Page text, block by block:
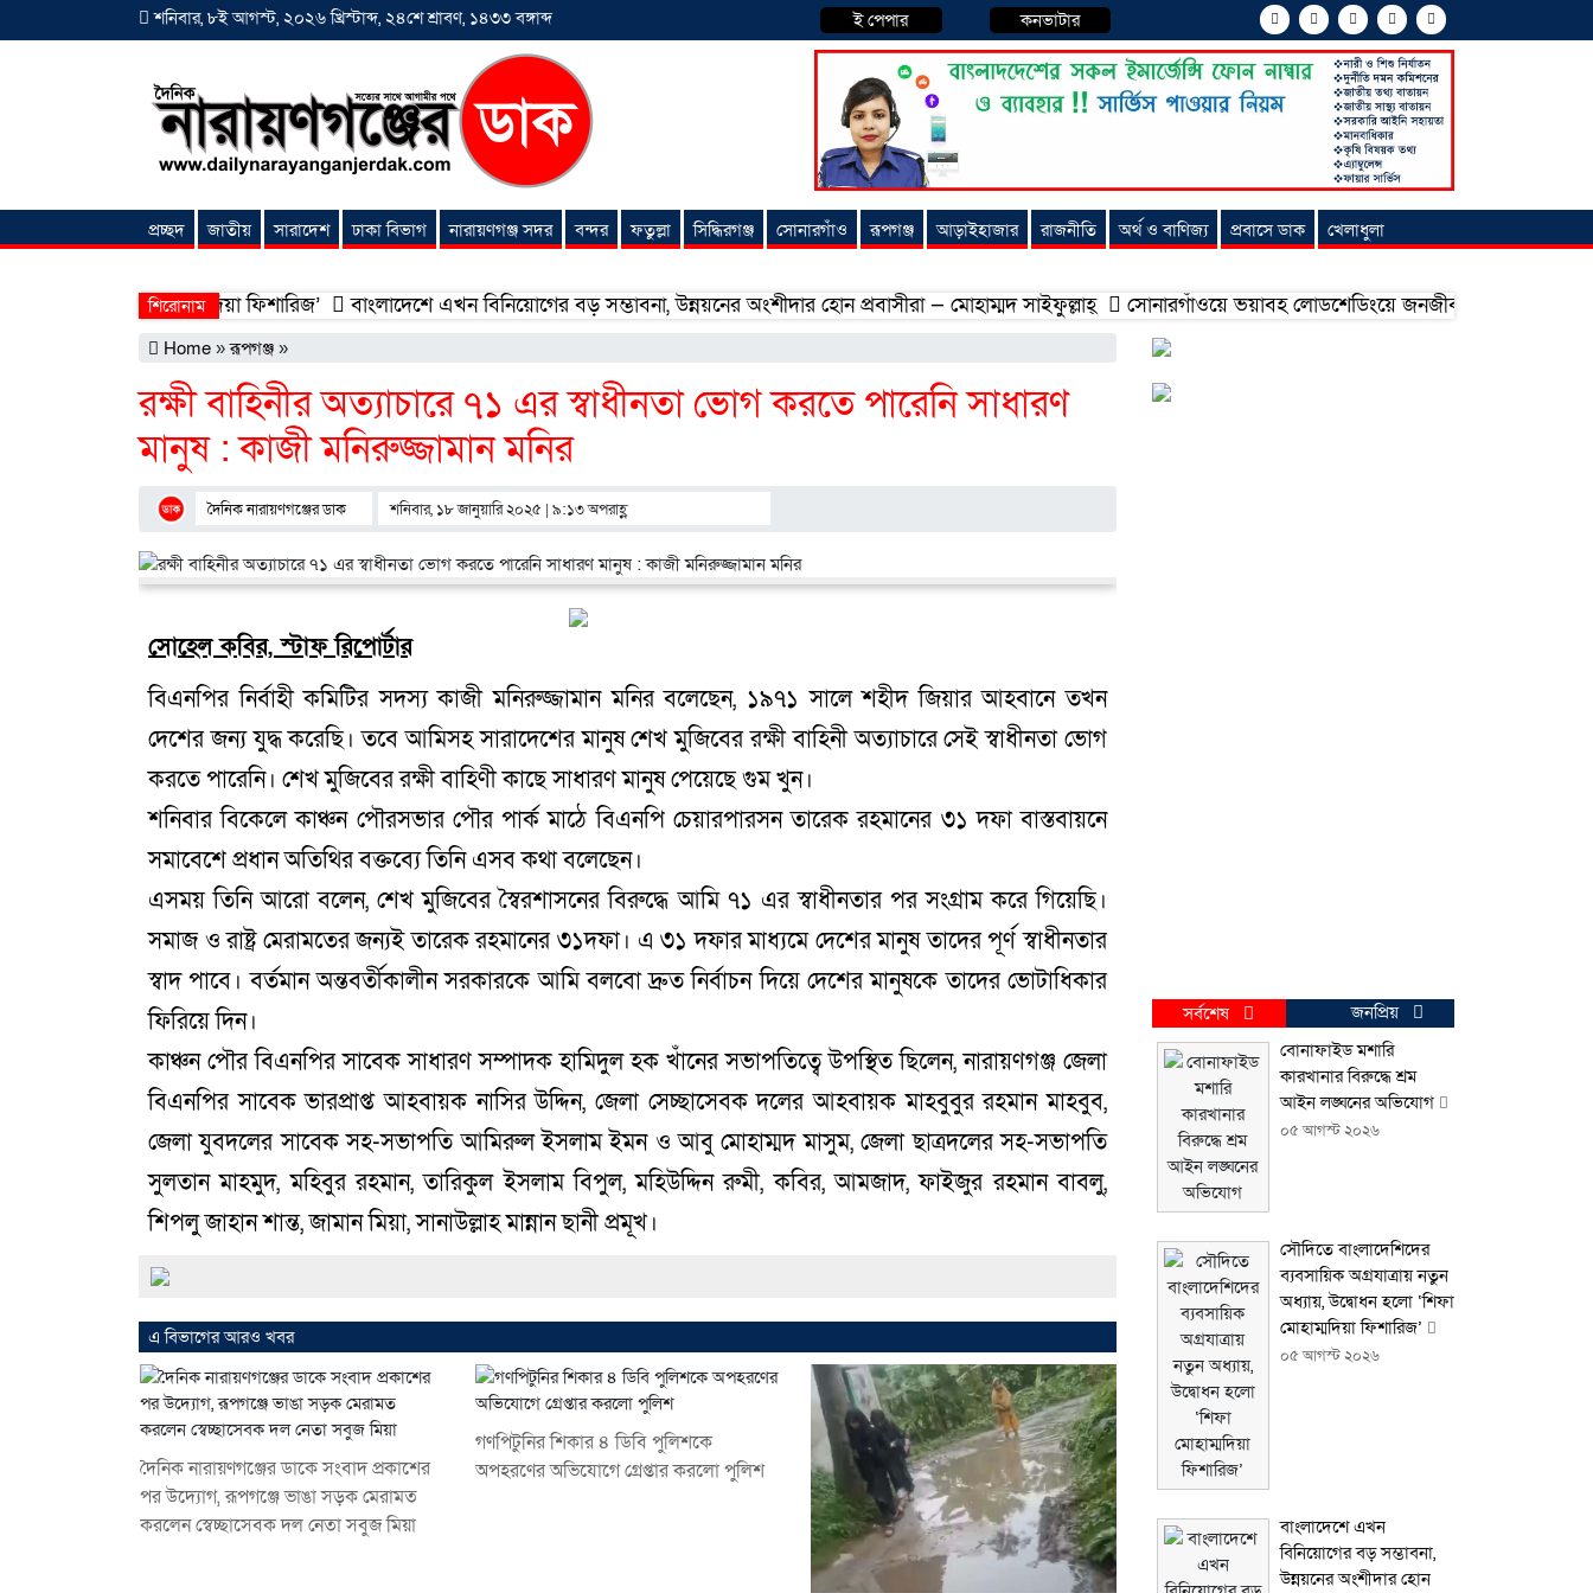
শনিবার, ৮ই আগস্ট, ২০২৬ খ্রিস্টাব্দ, ২৪শে শ্রাবণ, ১৪৩৩ বঙ্গাব্দ ই পেপার কনভাটার
প্রচ্ছদ জাতীয় সারাদেশ ঢাকা বিভাগ নারায়ণগঞ্জ সদর বন্দর ফতুল্লা সিদ্ধিরগঞ্জ সোনারগাঁও রূপগঞ্জ আড়াইহাজার রাজনীতি অর্থ ও বাণিজ্য প্রবাসে ডাক
খেলাধুলা
শিরোনাম
হলো ‘শিফা মোহাম্মদিয়া ফিশারিজ’ বাংলাদেশে এখন বিনিয়োগের বড় সম্ভাবনা, উন্নয়নের অংশীদার হোন প্রবাসীরা — মোহাম্মদ সাইফুল্লাহ্ সোনারগাঁওয়ে ভয়াবহ লোডশেডিংয়ে জনজীবন চরমভাবে বিপর্যস্ত
Home »রূপগঞ্জ »
রক্ষী বাহিনীর অত্যাচারে ৭১ এর স্বাধীনতা ভোগ করতে পারেনি সাধারণ
মানুষ : কাজী মনিরুজ্জামান মনির
দৈনিক নারায়ণগঞ্জের ডাক শনিবার, ১৮ জানুয়ারি ২০২৫ | ৯:১৩ অপরাহ্ণ
সোহেল কবির, স্টাফ রিপোর্টার
বিএনপির নির্বাহী কমিটির সদস্য কাজী মনিরুজ্জামান মনির বলেছেন, ১৯৭১ সালে শহীদ জিয়ার আহবানে তখন
দেশের জন্য যুদ্ধ করেছি। তবে আমিসহ সারাদেশের মানুষ শেখ মুজিবের রক্ষী বাহিনী অত্যাচারে সেই স্বাধীনতা ভোগ
করতে পারেনি। শেখ মুজিবের রক্ষী বাহিণী কাছে সাধারণ মানুষ পেয়েছে গুম খুন।
শনিবার বিকেলে কাঞ্চন পৌরসভার পৌর পার্ক মাঠে বিএনপি চেয়ারপারসন তারেক রহমানের ৩১ দফা বাস্তবায়নে
সমাবেশে প্রধান অতিথির বক্তব্যে তিনি এসব কথা বলেছেন।
এসময় তিনি আরো বলেন, শেখ মুজিবের স্বৈরশাসনের বিরুদ্ধে আমি ৭১ এর স্বাধীনতার পর সংগ্রাম করে গিয়েছি।
সমাজ ও রাষ্ট্র মেরামতের জন্যই তারেক রহমানের ৩১দফা। এ ৩১ দফার মাধ্যমে দেশের মানুষ তাদের পূর্ণ স্বাধীনতার
স্বাদ পাবে। বর্তমান অন্তবর্তীকালীন সরকারকে আমি বলবো দ্রুত নির্বাচন দিয়ে দেশের মানুষকে তাদের ভোটাধিকার
ফিরিয়ে দিন।
কাঞ্চন পৌর বিএনপির সাবেক সাধারণ সম্পাদক হামিদুল হক খাঁনের সভাপতিত্বে উপস্থিত ছিলেন, নারায়ণগঞ্জ জেলা
বিএনপির সাবেক ভারপ্রাপ্ত আহবায়ক নাসির উদ্দিন, জেলা সেচ্ছাসেবক দলের আহবায়ক মাহবুবুর রহমান মাহবুব,
জেলা যুবদলের সাবেক সহ-সভাপতি আমিরুল ইসলাম ইমন ও আবু মোহাম্মদ মাসুম, জেলা ছাত্রদলের সহ-সভাপতি
সুলতান মাহমুদ, মহিবুর রহমান, তারিকুল ইসলাম বিপুল, মহিউদ্দিন রুমী, কবির, আমজাদ, ফাইজুর রহমান বাবলু,
শিপলু জাহান শান্ত, জামান মিয়া, সানাউল্লাহ মান্নান ছানী প্রমূখ।
এ বিভাগের আরও খবর
দৈনিক নারায়ণগঞ্জের ডাকে সংবাদ প্রকাশের
পর উদ্যোগ, রূপগঞ্জে ভাঙা সড়ক মেরামত
করলেন স্বেচ্ছাসেবক দল নেতা সবুজ মিয়া
গণপিটুনির শিকার ৪ ডিবি পুলিশকে
অপহরণের অভিযোগে গ্রেপ্তার করলো পুলিশ
সর্বশেষ
জনপ্রিয়
বোনাফাইড মশারি
কারখানার বিরুদ্ধে শ্রম
আইন লঙ্ঘনের অভিযোগ
০৫ আগস্ট ২০২৬
সৌদিতে বাংলাদেশিদের
ব্যবসায়িক অগ্রযাত্রায় নতুন
অধ্যায়, উদ্বোধন হলো ‘শিফা
মোহাম্মদিয়া ফিশারিজ’
০৫ আগস্ট ২০২৬
বাংলাদেশে এখন
বিনিয়োগের বড় সম্ভাবনা,
উন্নয়নের অংশীদার হোন